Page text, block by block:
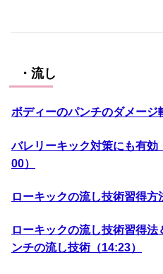
・流し
ボディーのパンチのダメージ
バレリーキック対策にも有効
00）
ローキックの流し技術習得方
ローキックの流し技術習得
ンチの流し技術（14:23）